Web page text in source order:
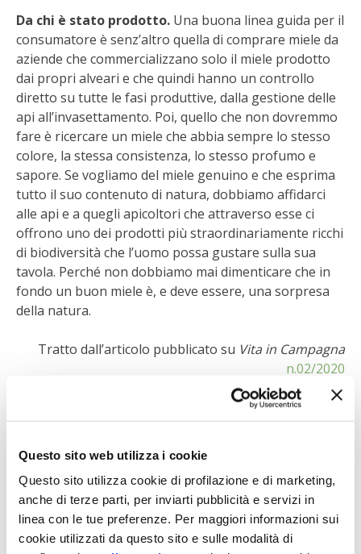
Questo sito web utilizza i cookie
Questo sito utilizza cookie di profilazione e di marketing,
anche di terze parti, per inviarti pubblicità e servizi in
linea con le tue preferenze. Per maggiori informazioni sui
cookie utilizzati da questo sito e sulle modalità di
I PARTNER DI VITA IN CAMPAGNA
RASIKAL
BIOGENTS
Da chi è stato prodotto. Una buona linea guida per il
consumatore è senz’altro quella di comprare miele da
aziende che commercializzano solo il miele prodotto
dai propri alveari e che quindi hanno un controllo
diretto su tutte le fasi produttive, dalla gestione delle
api all’invasettamento. Poi, quello che non dovremmo
fare è ricercare un miele che abbia sempre lo stesso
colore, la stessa consistenza, lo stesso profumo e
sapore. Se vogliamo del miele genuino e che esprima
tutto il suo contenuto di natura, dobbiamo affidarci
alle api e a quegli apicoltori che attraverso esse ci
offrono uno dei prodotti più straordinariamente ricchi
di biodiversità che l’uomo possa gustare sulla sua
tavola. Perché non dobbiamo mai dimenticare che in
fondo un buon miele è, e deve essere, una sorpresa
della natura.
Tratto dall’articolo pubblicato su Vita in Campagna
n.02/2020
di Albino Gallina, Paolo Fontana, Franco Mutinelli
articoli
Evitare l’ossidazione
del vino con
metabisolfito di
potassio e contenitori
colmi
curare le composizioni
autunnali per terrazzi
e balconi, il webinar